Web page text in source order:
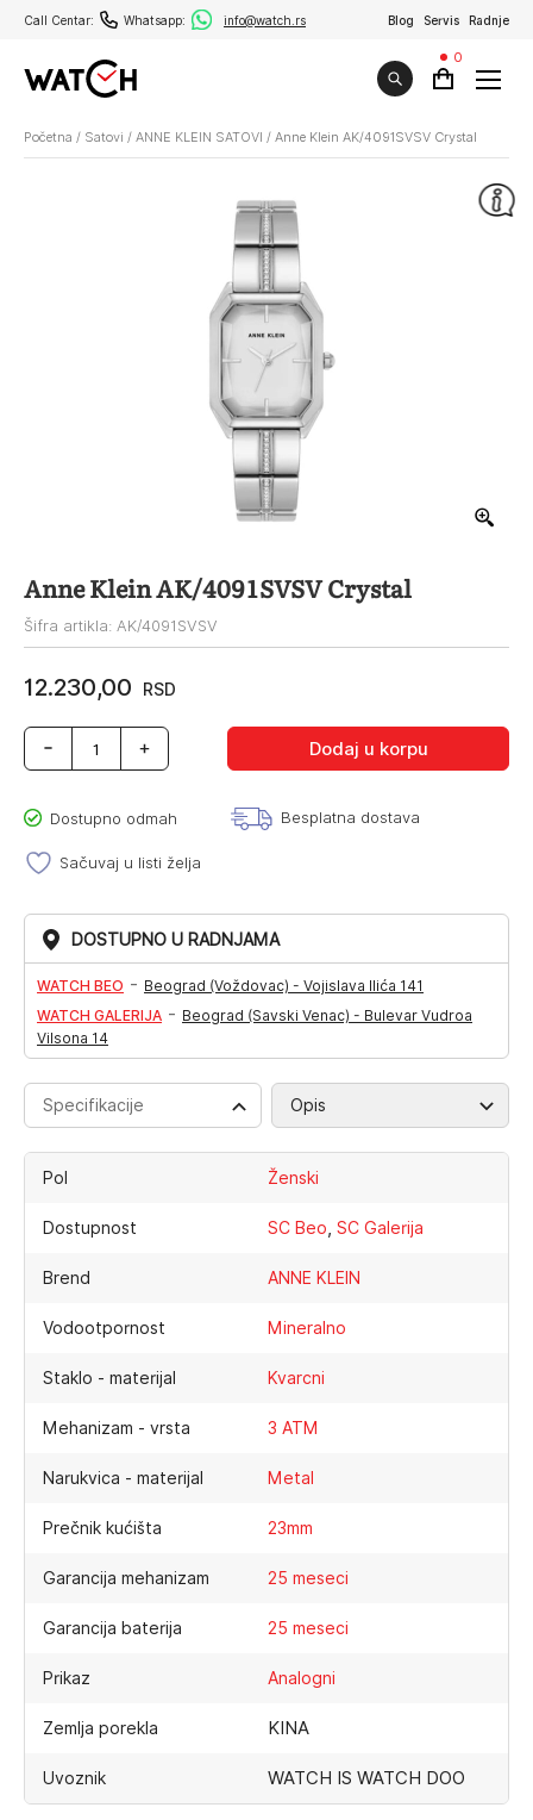
Call Centar: Whatsapp: info@watch.rs Blog Servis Radnje
0
Početna / Satovi / ANNE KLEIN SATOVI / Anne Klein AK/4091SVSV Crystal
Anne Klein AK/4091SVSV Crystal
Šifra artikla: AK/4091SVSV
12.230,00 RSD
Anne
Klein
Crystal
količina
Dodaj u korpu
Dostupno odmah Besplatna dostava
Sačuvaj u listi želja
DOSTUPNO U RADNJAMA
WATCH BEO - Beograd (Voždovac) - Vojislava Ilića 141
WATCH GALERIJA - Beograd (Savski Venac) - Bulevar Vudroa
Vilsona 14
Specifikacije Opis
Pol Ženski
Dostupnost SC Beo, SC Galerija
Brend ANNE KLEIN
Vodootpornost Mineralno
Staklo - materijal Kvarcni
Mehanizam - vrsta 3 ATM
Narukvica - materijal Metal
Prečnik kućišta 23mm
Garancija mehanizam 25 meseci
Garancija baterija 25 meseci
Prikaz Analogni
Zemlja porekla KINA
Uvoznik WATCH IS WATCH DOO